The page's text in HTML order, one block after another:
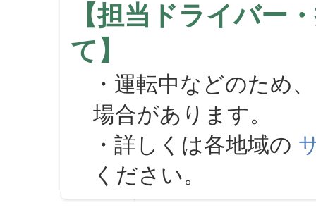
【担当ドライバー
て】
・運転中などのため
場合があります。
・詳しくは各地域の
ください。